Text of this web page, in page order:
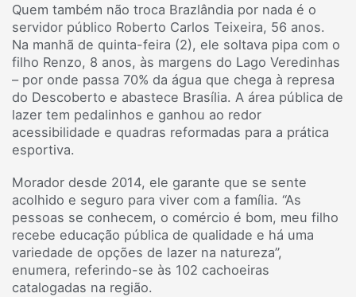
Quem também não troca Brazlândia por nada é o
servidor público Roberto Carlos Teixeira, 56 anos.
Na manhã de quinta-feira (2), ele soltava pipa com o
filho Renzo, 8 anos, às margens do Lago Veredinhas
– por onde passa 70% da água que chega à represa
do Descoberto e abastece Brasília. A área pública de
lazer tem pedalinhos e ganhou ao redor
acessibilidade e quadras reformadas para a prática
esportiva.
Morador desde 2014, ele garante que se sente
acolhido e seguro para viver com a família. “As
pessoas se conhecem, o comércio é bom, meu filho
recebe educação pública de qualidade e há uma
variedade de opções de lazer na natureza”,
enumera, referindo-se às 102 cachoeiras
catalogadas na região.